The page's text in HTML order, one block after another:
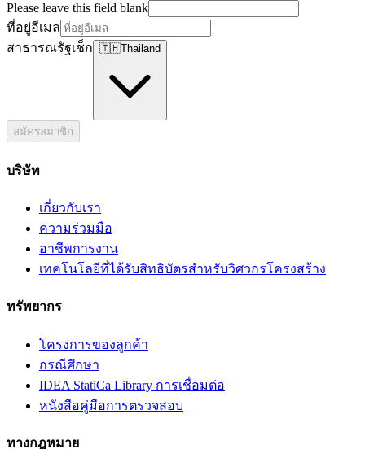
Please leave this field blank
ที่อยู่อีเมล
สาธารณรัฐเช็ก 🇹🇭Thailand
สมัครสมาชิก
บริษัท
เกี่ยวกับเรา
ความร่วมมือ
อาชีพการงาน
เทคโนโลยีที่ได้รับสิทธิบัตรสำหรับวิศวกรโครงสร้าง
ทรัพยากร
โครงการของลูกค้า
กรณีศึกษา
IDEA StatiCa Library การเชื่อมต่อ
หนังสือคู่มือการตรวจสอบ
ทางกฎหมาย